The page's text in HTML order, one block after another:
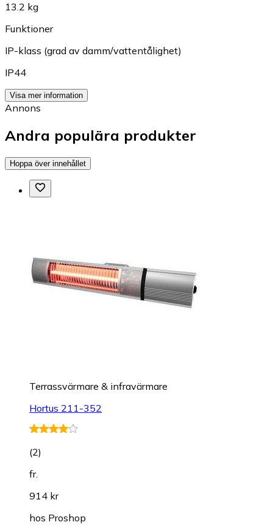
13.2 kg
Funktioner
IP-klass (grad av damm/vattentålighet)
IP44
Visa mer information
Annons
Andra populära produkter
Hoppa över innehållet
Terrassvärmare & infravärmare
Hortus 211-352
(2)
fr.
914 kr
hos Proshop